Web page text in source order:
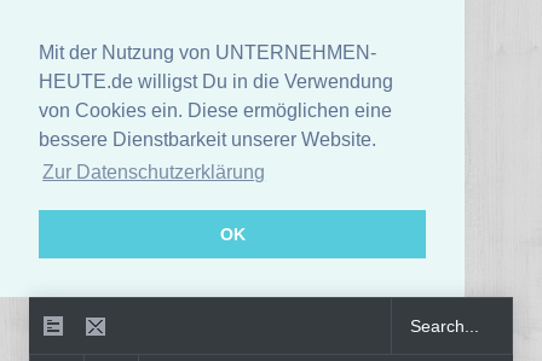
Mit der Nutzung von UNTERNEHMEN-
HEUTE.de willigst Du in die Verwendung
von Cookies ein. Diese ermöglichen eine
bessere Dienstbarkeit unserer Website.
Zur Datenschutzerklärung
OK